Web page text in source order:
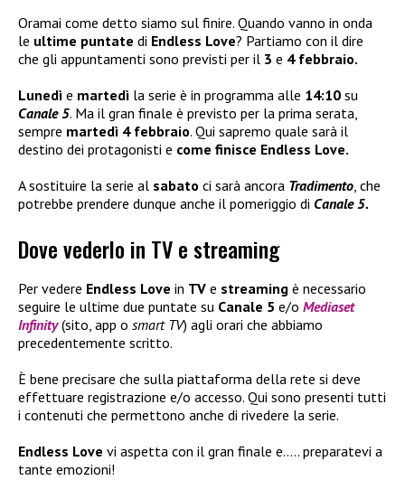
Oramai come detto siamo sul finire. Quando vanno in onda
le ultime puntate di Endless Love? Partiamo con il dire
che gli appuntamenti sono previsti per il 3 e 4 febbraio.
Lunedì e martedì la serie è in programma alle 14:10 su
Canale 5. Ma il gran finale è previsto per la prima serata,
sempre martedì 4 febbraio. Qui sapremo quale sarà il
destino dei protagonisti e come finisce Endless Love.
A sostituire la serie al sabato ci sarà ancora Tradimento , che
potrebbe prendere dunque anche il pomeriggio di Canale 5.
Dove vederlo in TV e streaming
Per vedere Endless Love in TV e streaming è necessario
seguire le ultime due puntate su Canale 5 e/o Mediaset
Infinity(sito, app o smart TV) agli orari che abbiamo
precedentemente scritto.
È bene precisare che sulla piattaforma della rete si deve
effettuare registrazione e/o accesso. Qui sono presenti tutti
i contenuti che permettono anche di rivedere la serie.
Endless Love vi aspetta con il gran finale e….. preparatevi a
tante emozioni!